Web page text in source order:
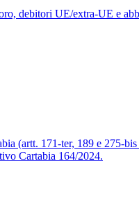
debitori UE/extra-UE e
(artt. 171-ter, 189 e 275-
Cartabia 164/2024.